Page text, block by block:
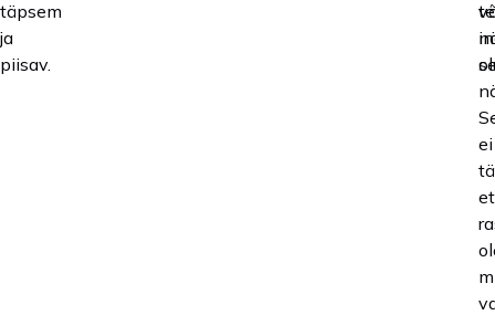
täpsem
ja
piisav.
ei
et